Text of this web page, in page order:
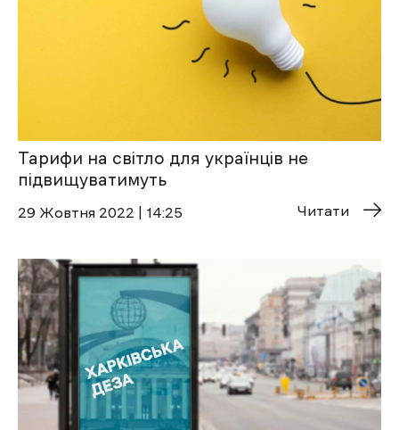
Тарифи на світло для українців не
підвищуватимуть
29 Жовтня 2022 | 14:25 Читати